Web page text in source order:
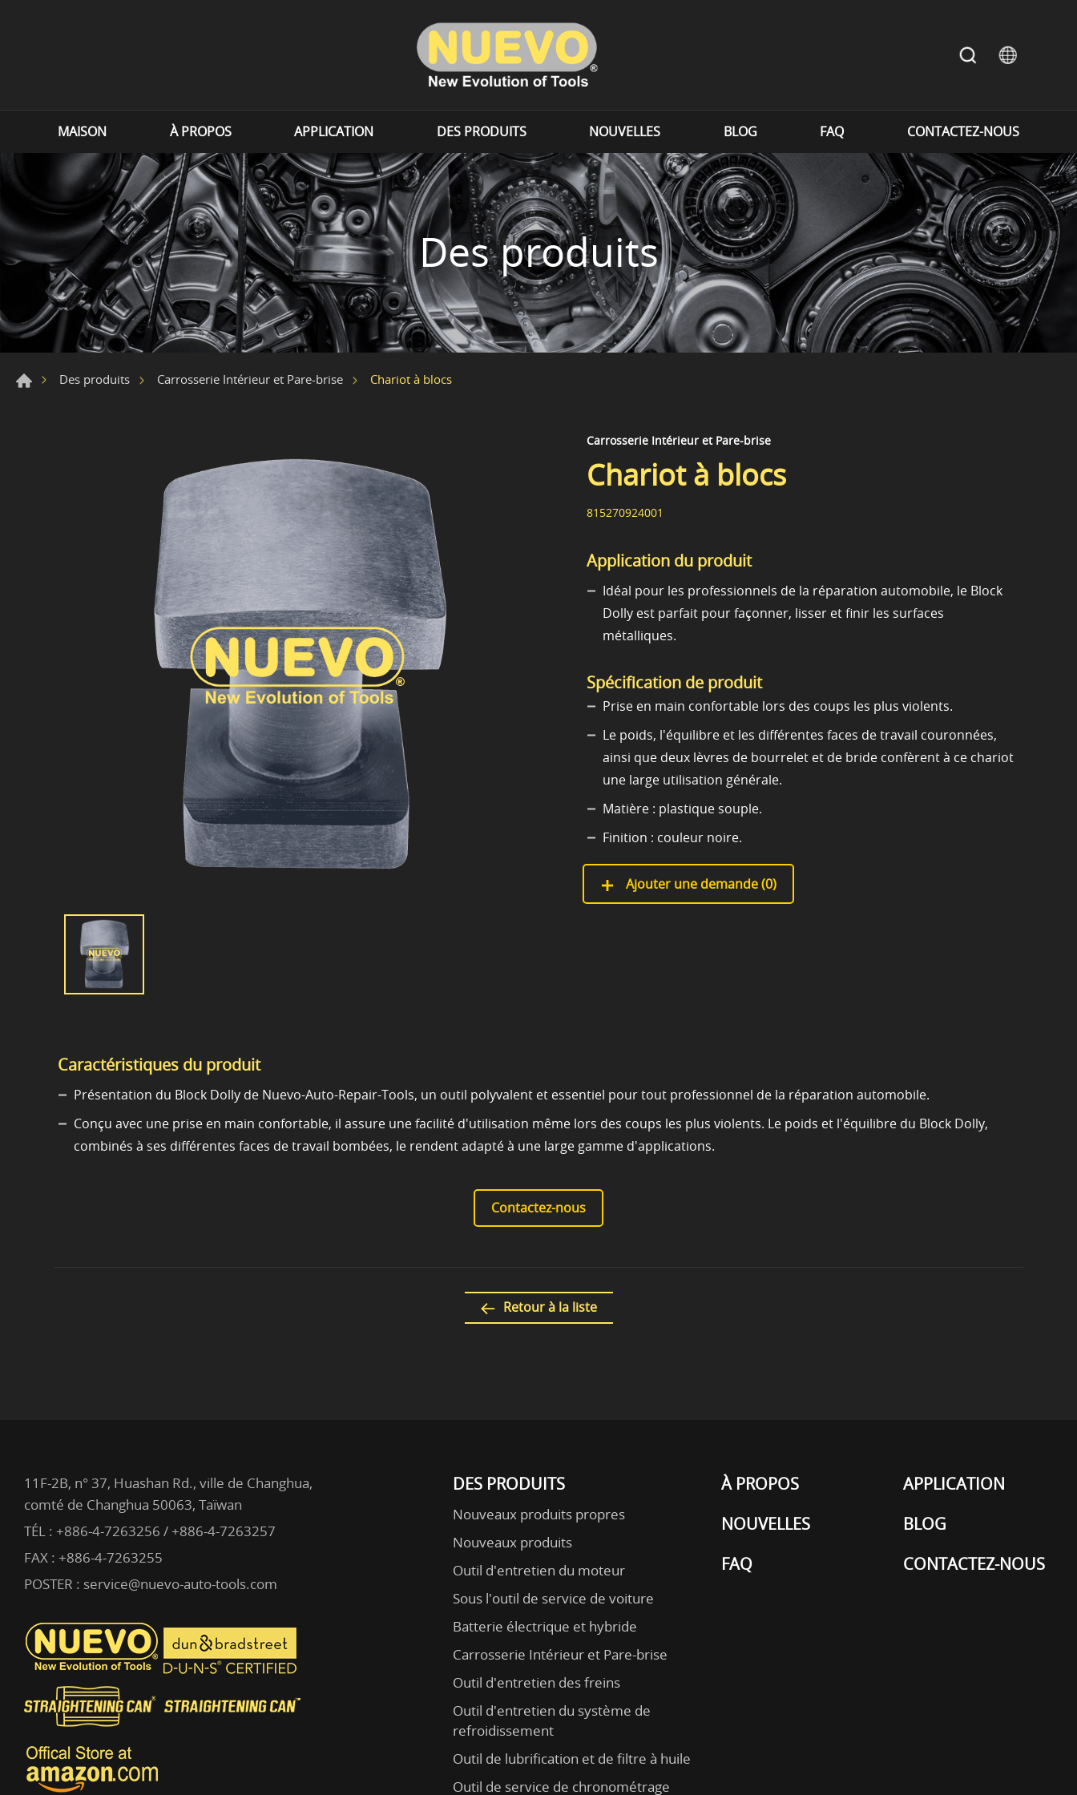
MAISON À PROPOS APPLICATION DES PRODUITS NOUVELLES BLOG FAQ CONTACTEZ-NOUS
Des produits
Des produits Carrosserie Intérieur et Pare-brise Chariot à blocs
Carrosserie Intérieur et Pare-brise
Chariot à blocs
815270924001
Application du produit
Idéal pour les professionnels de la réparation automobile, le Block
Dolly est parfait pour façonner, lisser et finir les surfaces
métalliques.
Spécification de produit
Prise en main confortable lors des coups les plus violents.
Le poids, l'équilibre et les différentes faces de travail couronnées,
ainsi que deux lèvres de bourrelet et de bride confèrent à ce chariot
une large utilisation générale.
Matière : plastique souple.
Finition : couleur noire.
Ajouter une demande (0)
Caractéristiques du produit
Présentation du Block Dolly de Nuevo-Auto-Repair-Tools, un outil polyvalent et essentiel pour tout professionnel de la réparation automobile.
Conçu avec une prise en main confortable, il assure une facilité d'utilisation même lors des coups les plus violents. Le poids et l'équilibre du Block Dolly,
combinés à ses différentes faces de travail bombées, le rendent adapté à une large gamme d'applications.
Contactez-nous
Retour à la liste
DES PRODUITS
Nouveaux produits propres
Nouveaux produits
Outil d'entretien du moteur
Sous l'outil de service de voiture
Batterie électrique et hybride
Carrosserie Intérieur et Pare-brise
Outil d'entretien des freins
Outil d'entretien du système de
refroidissement
Outil de lubrification et de filtre à huile
Outil de service de chronométrage
À PROPOS
APPLICATION
NOUVELLES
BLOG
FAQ
CONTACTEZ-NOUS
11F-2B, n° 37, Huashan Rd., ville de Changhua,
comté de Changhua 50063, Taïwan
TÉL : +886-4-7263256 / +886-4-7263257
FAX : +886-4-7263255
POSTER : service@nuevo-auto-tools.com